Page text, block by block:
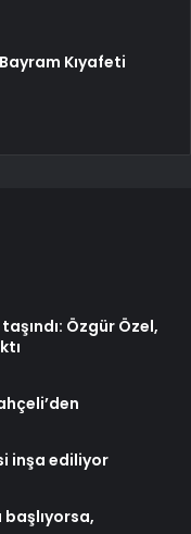
Kıyafeti
Özgür Özel,
inşa ediliyor